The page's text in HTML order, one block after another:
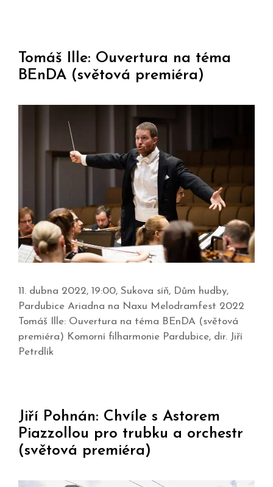
Tomáš Ille: Ouvertura na téma
BEnDA (světová premiéra)
11. dubna 2022, 19:00, Sukova síň, Dům hudby,
Pardubice Ariadna na Naxu Melodramfest 2022
Tomáš Ille: Ouvertura na téma BEnDA (světová
premiéra) Komorní filharmonie Pardubice, dir. Jiří
Petrdlík
Jiří Pohnán: Chvíle s Astorem
Piazzollou pro trubku a orchestr
(světová premiéra)